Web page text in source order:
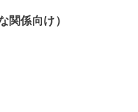
関係向け）